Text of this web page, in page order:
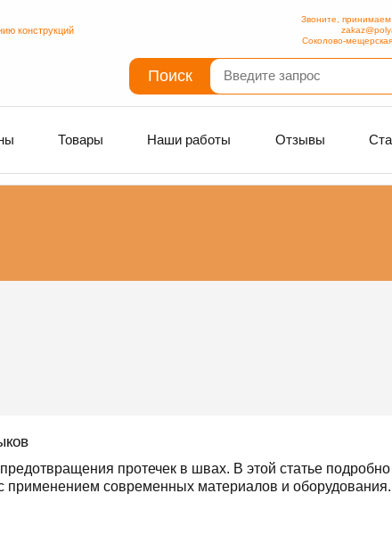
конструкций
Звоните, принимаем
Соколово-
Поиск
Товары Наши работы Отзывы
протечек в швах. В этой статье
применением современных материалов и оборудования.